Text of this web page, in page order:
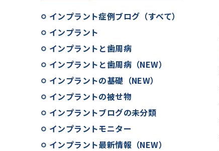
インプラント症例ブログ（すべて）
インプラント
インプラントと歯周病
インプラントと歯周病（NEW）
インプラントの基礎（NEW）
インプラントの被せ物
インプラントブログの未分類
インプラントモニター
インプラント最新情報（NEW）